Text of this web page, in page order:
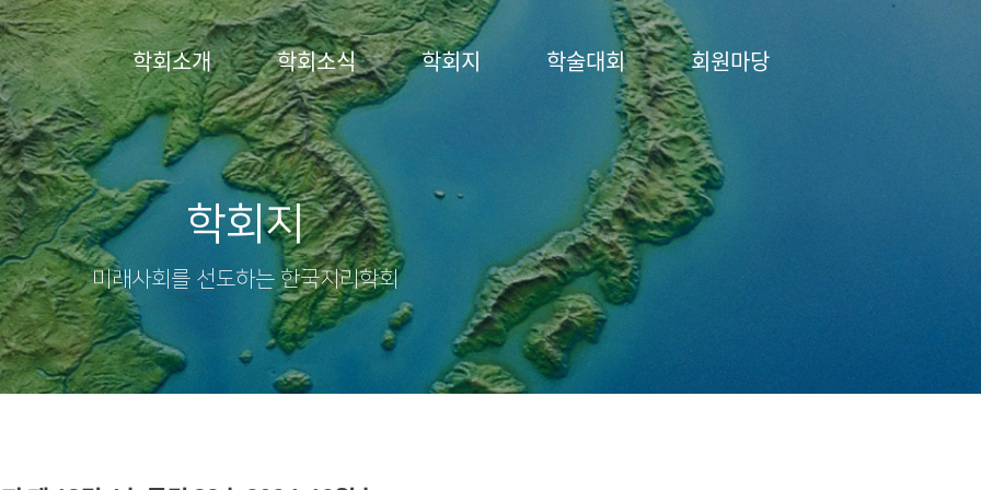
학회소개 학회소식 학회지 학술대회 회원마당
학회지
미래사회를 선도하는 한국지리학회